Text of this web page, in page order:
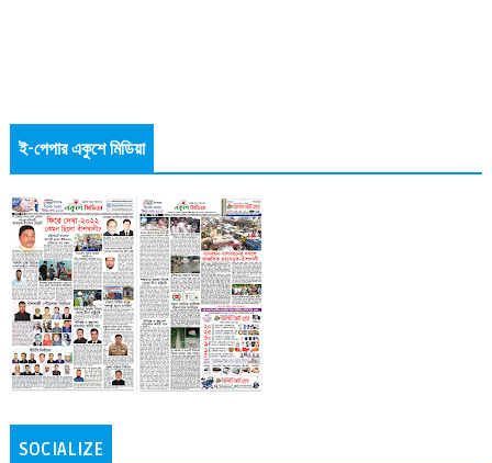
ই-পেপার একুশে মিডিয়া
SOCIALIZE